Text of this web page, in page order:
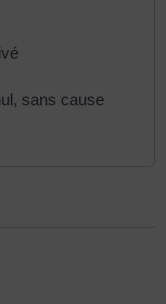
sans cause